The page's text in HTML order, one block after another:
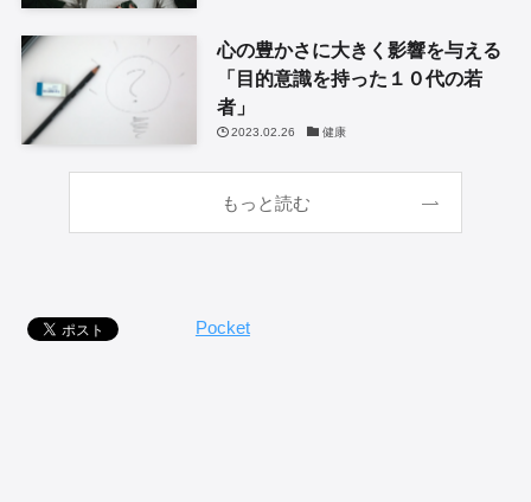
心の豊かさに大きく影響を与える
「目的意識を持った１０代の若
者」
2023.02.26 健康
もっと読む
Pocket